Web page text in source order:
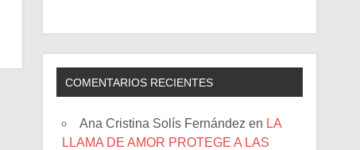
COMENTARIOS RECIENTES
Ana Cristina Solís Fernández en LA
LLAMA DE AMOR PROTEGE A LAS